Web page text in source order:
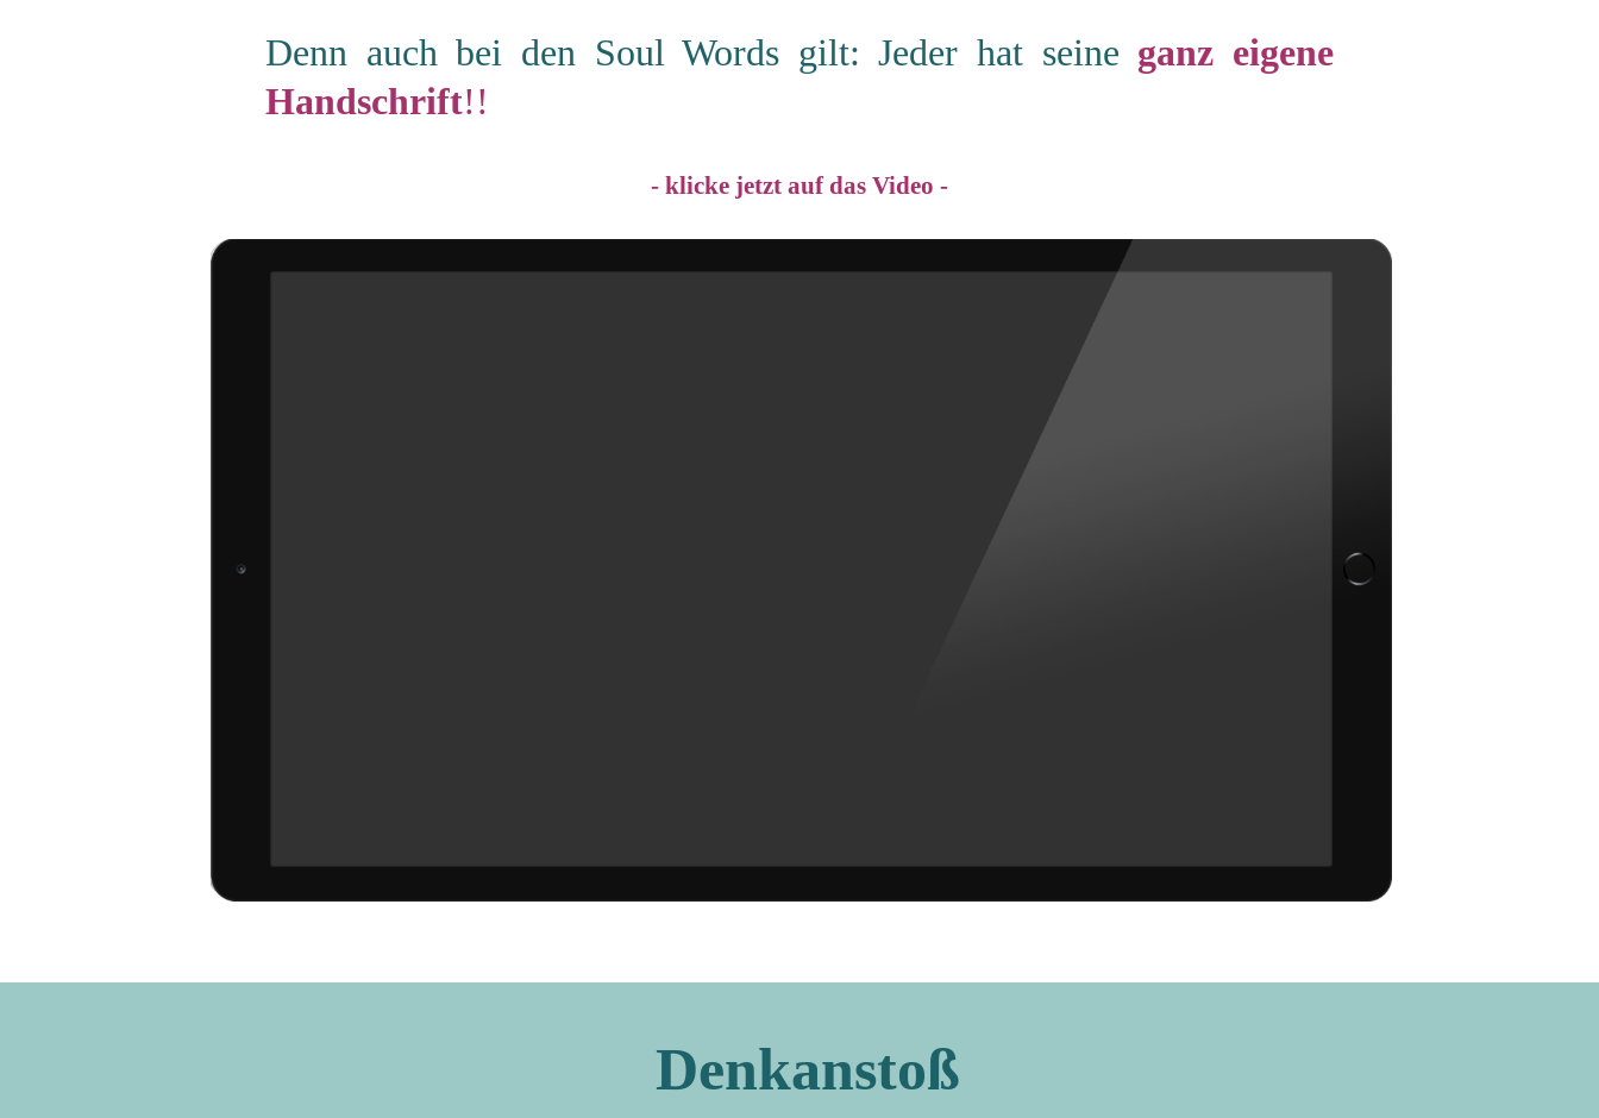
Denn auch bei den Soul Words gilt: Jeder hat seine ganz eigene
Handschrift!!
- klicke jetzt auf das Video -
Denkanstoß